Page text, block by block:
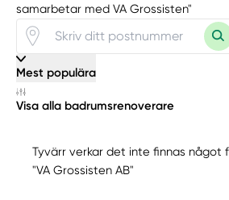
samarbetar med VA Grossisten"
Mest populära
Visa alla badrumsrenoverare
Tyvärr verkar det inte finnas
"VA Grossisten AB"